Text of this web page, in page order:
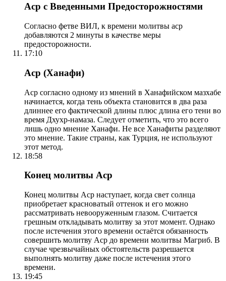
Аср с Введенными Предосторожностями
Согласно фетве ВИЛ, к времени молитвы аср
добавляются 2 минуты в качестве меры
предосторожности.
17:10
Аср (Ханафи)
Аср согласно одному из мнений в Ханафийском мазхабе
начинается, когда тень объекта становится в два раза
длиннее его фактической длины плюс длина его тени во
время Дхухр-намаза. Следует отметить, что это всего
лишь одно мнение Ханафи. Не все Ханафиты разделяют
это мнение. Такие страны, как Турция, не используют
этот метод.
18:58
Конец молитвы Аср
Конец молитвы Аср наступает, когда свет солнца
приобретает красноватый оттенок и его можно
рассматривать невооруженным глазом. Считается
грешным откладывать молитву за этот момент. Однако
после истечения этого времени остаётся обязанность
совершить молитву Аср до времени молитвы Магриб. В
случае чрезвычайных обстоятельств разрешается
выполнять молитву даже после истечения этого
времени.
19:45